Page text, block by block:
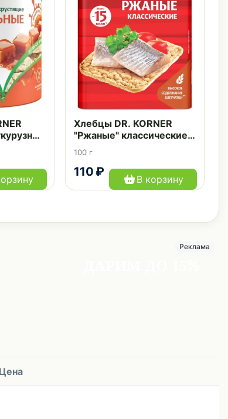
110 ₽
Хлебцы DR. KORNER
"Ржаные" классические
100 г
100 г
В корзину
Реклама
Цена